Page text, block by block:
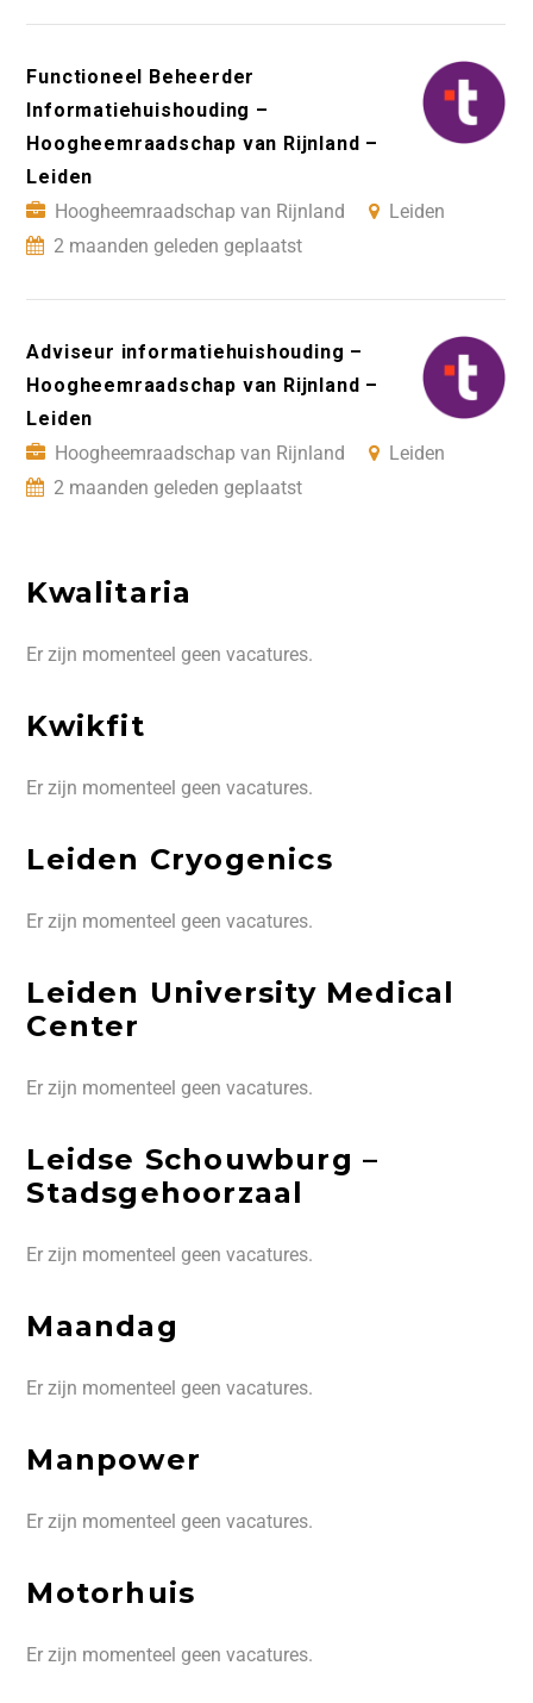
Functioneel Beheerder
Informatiehuishouding –
Hoogheemraadschap van Rijnland –
Leiden
Hoogheemraadschap van Rijnland
Leiden
2 maanden geleden geplaatst
Adviseur informatiehuishouding –
Hoogheemraadschap van Rijnland –
Leiden
Hoogheemraadschap van Rijnland
Leiden
2 maanden geleden geplaatst
Kwalitaria
Er zijn momenteel geen vacatures.
Kwikfit
Er zijn momenteel geen vacatures.
Leiden Cryogenics
Er zijn momenteel geen vacatures.
Leiden University Medical
Center
Er zijn momenteel geen vacatures.
Leidse Schouwburg –
Stadsgehoorzaal
Er zijn momenteel geen vacatures.
Maandag
Er zijn momenteel geen vacatures.
Manpower
Er zijn momenteel geen vacatures.
Motorhuis
Er zijn momenteel geen vacatures.